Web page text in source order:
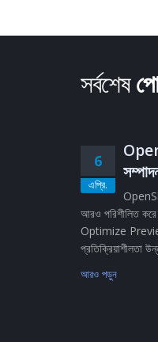
সর্বশেষ
6
এপ্রি.
আরও পরিশীলিত করে
Optimize
প্রতিক্রিয়াশীলতা
আরও পড়ুন